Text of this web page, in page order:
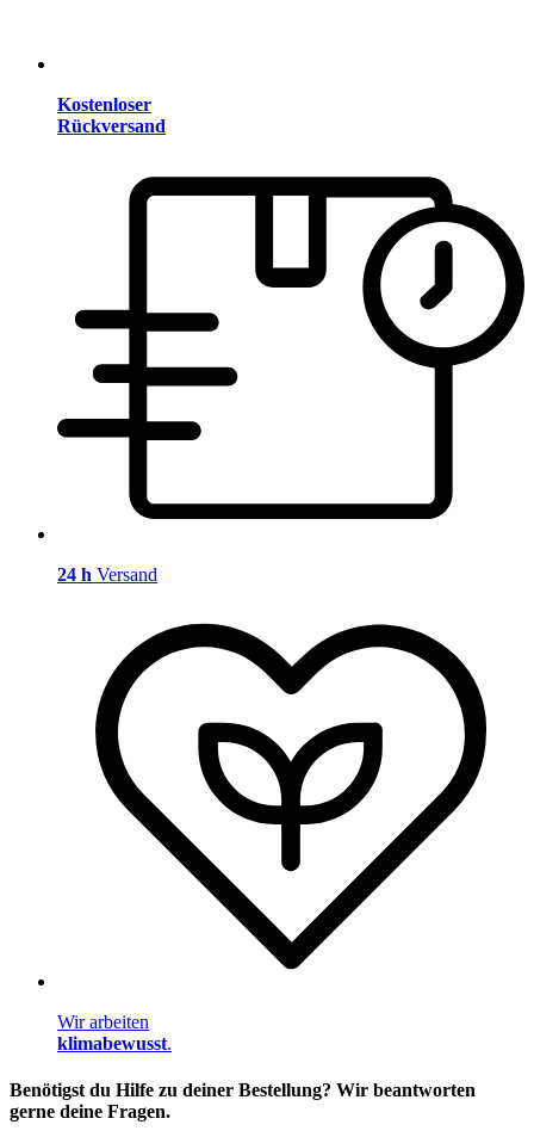
Kostenloser
Rückversand
24 h Versand
Wir arbeiten
klimabewusst.
Benötigst du Hilfe zu deiner Bestellung? Wir beantworten
gerne deine Fragen.